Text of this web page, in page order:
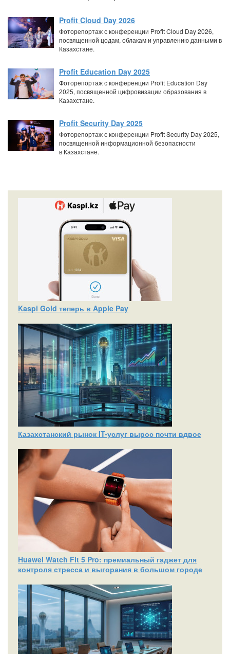
Profit Cloud Day 2026
Фоторепортаж с конференции Profit Cloud Day 2026,
посвященной цодам, облакам и управлению данными в
Казахстане.
Profit Education Day 2025
Фоторепортаж с конференции Profit Education Day
2025, посвященной цифровизации образования в
Казахстане.
Profit Security Day 2025
Фоторепортаж с конференции Profit Security Day 2025,
посвященной информационной безопасности
в Казахстане.
Kaspi Gold теперь в Apple Pay
Казахстанский рынок IT-услуг вырос почти вдвое
Huawei Watch Fit 5 Pro: премиальный гаджет для
контроля стресса и выгорания в большом городе